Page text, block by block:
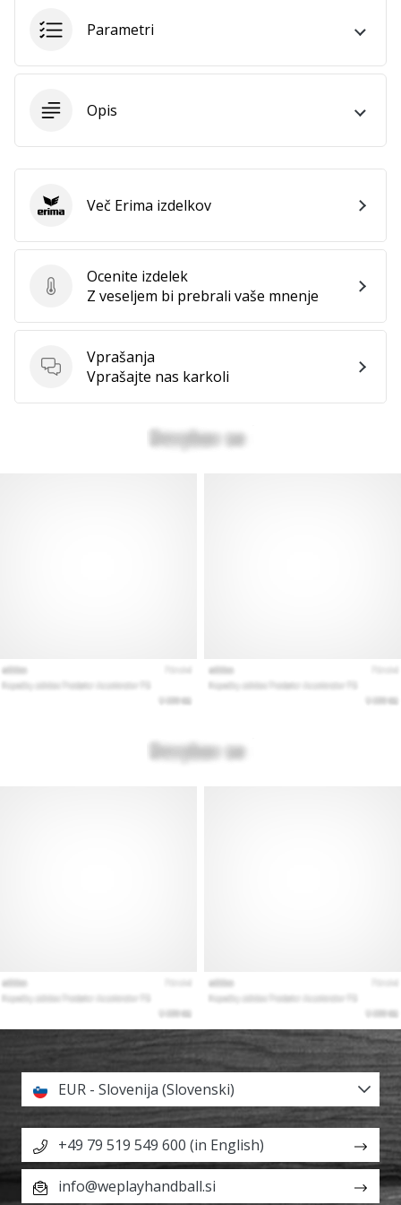
Postani
ambasador/ka
naše
znamke
rokometni/a
navdušenec/ka,
kot
smo
Pridruži
nam
brend
ambasador/ka.
Parametri
Opis
Ocenite izdelek
Ocenite izdelek
Z veseljem bi prebrali vaše mnenje
Vprašanja
Vprašanja
Vprašajte nas karkoli
Erima Več Erima izdelkov
EUR - Slovenija (Slovenski)
+49 79 519 549 600 (in English)
info@weplayhandball.si